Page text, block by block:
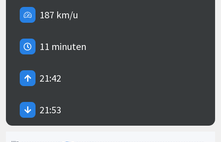
187 km/u
11 minuten
21:42
21:53